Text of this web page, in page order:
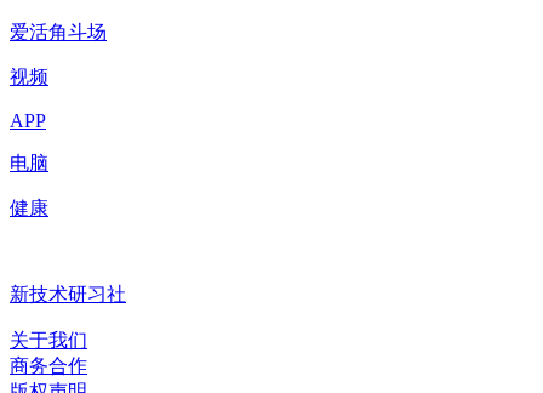
爱活角斗场
视频
APP
电脑
健康
新技术研习社
关于我们
商务合作